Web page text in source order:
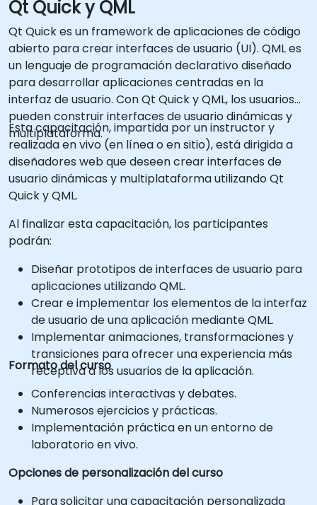
Qt Quick y QML
Qt Quick es un framework de aplicaciones de código
abierto para crear interfaces de usuario (UI). QML es
un lenguaje de programación declarativo diseñado
para desarrollar aplicaciones centradas en la
interfaz de usuario. Con Qt Quick y QML, los usuarios
pueden construir interfaces de usuario dinámicas y
multiplataforma.
Esta capacitación, impartida por un instructor y
realizada en vivo (en línea o en sitio), está dirigida a
diseñadores web que deseen crear interfaces de
usuario dinámicas y multiplataforma utilizando Qt
Quick y QML.
Al finalizar esta capacitación, los participantes
podrán:
Diseñar prototipos de interfaces de usuario para
aplicaciones utilizando QML.
Crear e implementar los elementos de la interfaz
de usuario de una aplicación mediante QML.
Implementar animaciones, transformaciones y
transiciones para ofrecer una experiencia más
receptiva a los usuarios de la aplicación.
Formato del curso
Conferencias interactivas y debates.
Numerosos ejercicios y prácticas.
Implementación práctica en un entorno de
laboratorio en vivo.
Opciones de personalización del curso
Para solicitar una capacitación personalizada